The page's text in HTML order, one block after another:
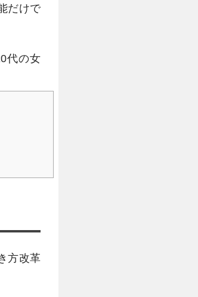
だけで
代の女
方改革